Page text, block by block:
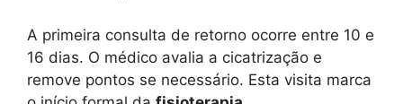
A primeira consulta de retorno ocorre entre 10 e
16 dias. O médico avalia a cicatrização e
remove pontos se necessário. Esta visita marca